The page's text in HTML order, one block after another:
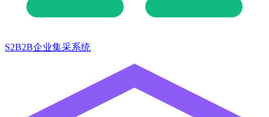
S2B2B企业集采系统